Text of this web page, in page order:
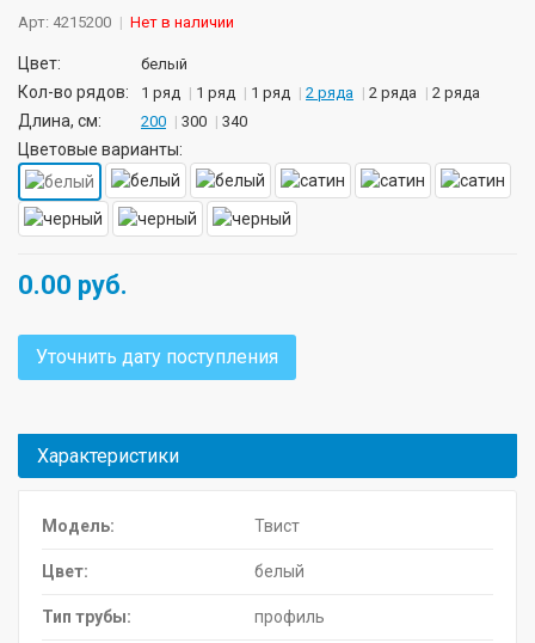
Арт: 4215200 Нет в наличии
Цвет: белый
Кол-во рядов: 1 ряд 1 ряд 1 ряд 2 ряда 2 ряда 2 ряда
Длина, см: 200 300 340
Цветовые варианты:
0.00 руб.
Уточнить дату поступления
Характеристики
Модель: Твист
Цвет: белый
Тип трубы: профиль